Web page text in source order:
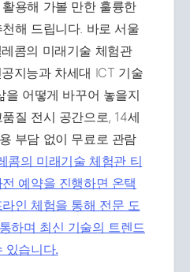
용해 가볼 만한 훌륭한
해 드립니다. 바로 서울
콤의 미래기술 체험관
지능과 차세대 ICT 기술
을 어떻게 바꾸어 놓을지
질 전시 공간으로, 14세
부담 없이 무료로 관람
콤의 미래기술 체험관 티
예약을 진행하면 온택
인 체험을 통해 전문 도
하며 최신 기술의 트렌드
있습니다.